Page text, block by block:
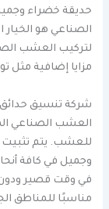
حديقة خضراء
الصناعي هو الخيار
لتركيب العشب
مزايا إضافية مثل
شركة تنسيق حدائق
العشب الصناعي
للعشب. يتم
وجميل في كافة
في وقت قصير ودون
مناسبًا للمناطق